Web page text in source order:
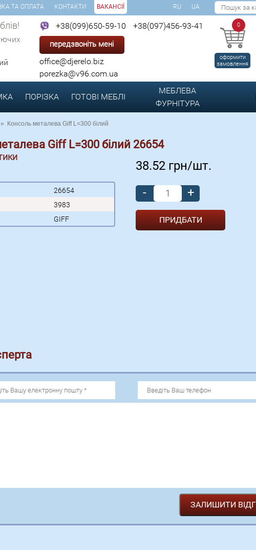
ТА ОПЛАТА КОНТАКТИ ВАКАНСІЇ RU UA
+38(099)650-59-10 +38(097)456-93-41
передзвоніть мені
office@djerelo.biz
porezka@v96.com.ua
0
оформити
замовлення
ПОРІЗКА ГОТОВІ МЕБЛІ
МЕБЛЕВА
ФУРНІТУРА
» Консоль металева Giff L=300 білий
Giff L=300 білий 26654
26654
3983
GIFF
38.52 грн/шт.
-
+